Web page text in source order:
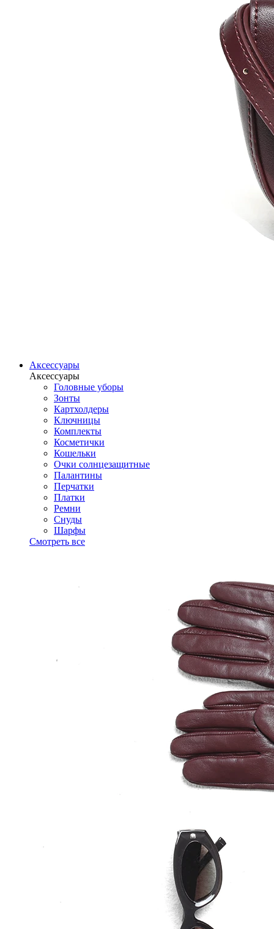
Аксессуары
Аксессуары
Головные уборы
Зонты
Картхолдеры
Ключницы
Комплекты
Косметички
Кошельки
Очки солнцезащитные
Палантины
Перчатки
Платки
Ремни
Снуды
Шарфы
Смотреть все